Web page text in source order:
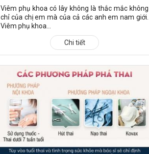
Viêm phụ khoa có lây không là thắc mắc không
chỉ của chị em mà của cả các anh em nam giới.
Viêm phụ khoa...
Chi tiết